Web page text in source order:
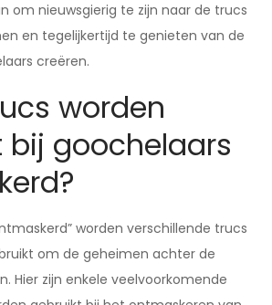
om nieuwsgierig te zijn naar de trucs
en tegelijkertijd te genieten van de
creëren.
worden
bij goochelaars
worden verschillende trucs
om de geheimen achter de
Hier zijn enkele veelvoorkomende